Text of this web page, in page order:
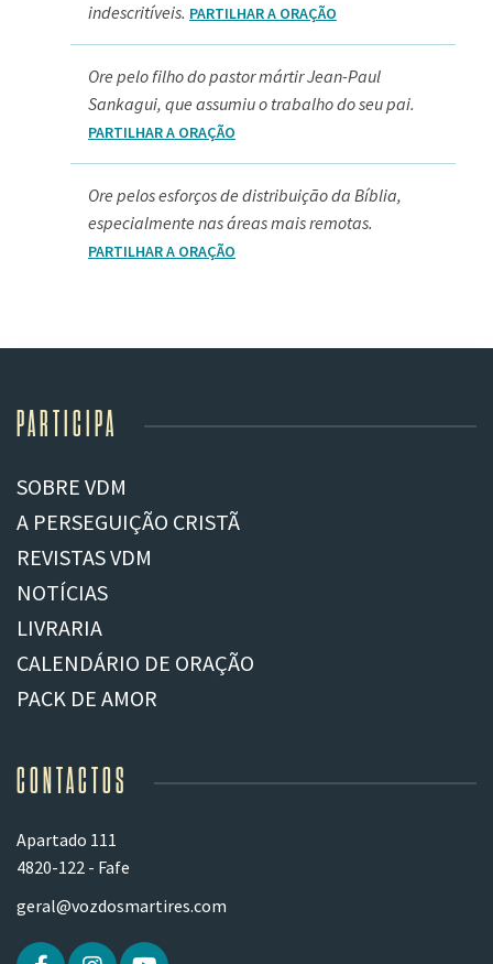
indescritíveis. PARTILHAR A ORAÇÃO
Ore pelo filho do pastor mártir Jean-Paul
Sankagui, que assumiu o trabalho do seu pai.
PARTILHAR A ORAÇÃO
Ore pelos esforços de distribuição da Bíblia,
especialmente nas áreas mais remotas.
PARTILHAR A ORAÇÃO
PARTICIPA
SOBRE VDM
A PERSEGUIÇÃO CRISTÃ
REVISTAS VDM
NOTÍCIAS
LIVRARIA
CALENDÁRIO DE ORAÇÃO
PACK DE AMOR
CONTACTOS
Apartado 111
4820-122 - Fafe
geral@vozdosmartires.com